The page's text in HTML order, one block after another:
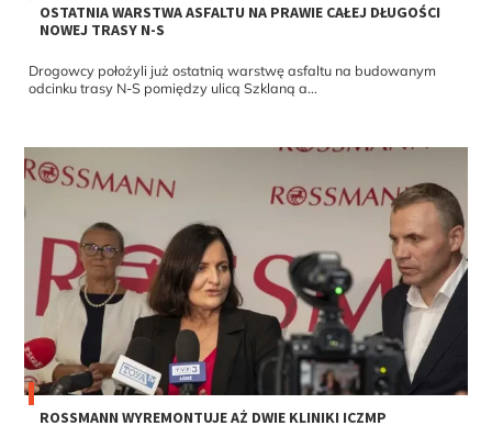
OSTATNIA WARSTWA ASFALTU NA PRAWIE CAŁEJ DŁUGOŚCI
NOWEJ TRASY N-S
Drogowcy położyli już ostatnią warstwę asfaltu na budowanym
odcinku trasy N-S pomiędzy ulicą Szklaną a...
ROSSMANN WYREMONTUJE AŻ DWIE KLINIKI ICZMP